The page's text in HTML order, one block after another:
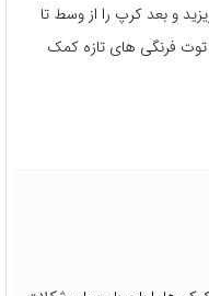
و بعد کرپ را از وسط تا
توت فرنگی های تازه کمک